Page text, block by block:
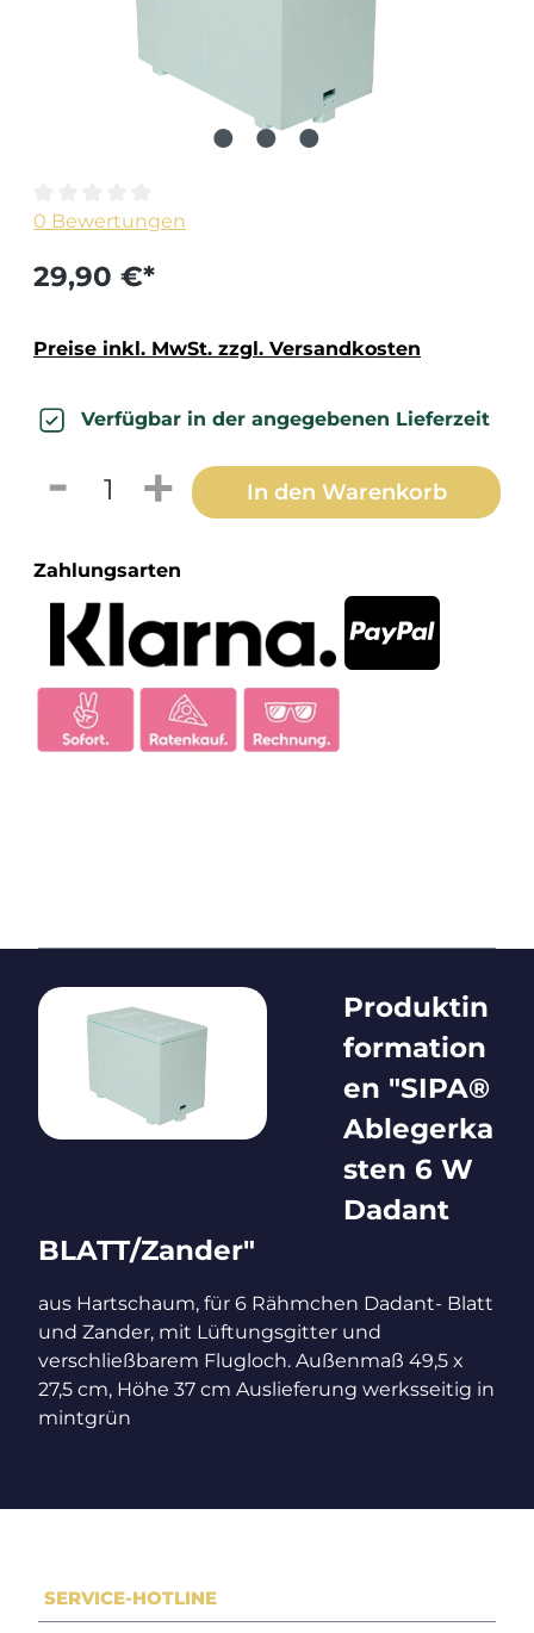
Durchschnittliche Bewertung von 0 von 5 Sternen
0 Bewertungen
29,90 €*
Preise inkl. MwSt. zzgl. Versandkosten
Verfügbar in der angegebenen Lieferzeit
Produkt Anzahl: Gib den
In den Warenkorb
Zahlungsarten
Produktin
formation
en "SIPA®
Ablegerka
sten 6 W
Dadant
BLATT/Zander"
aus Hartschaum, für 6 Rähmchen Dadant- Blatt
und Zander, mit Lüftungsgitter und
verschließbarem Flugloch. Außenmaß 49,5 x
27,5 cm, Höhe 37 cm Auslieferung werksseitig in
mintgrün
SERVICE-HOTLINE